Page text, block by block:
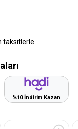
taksitlerle
%10 İndirim Kazan